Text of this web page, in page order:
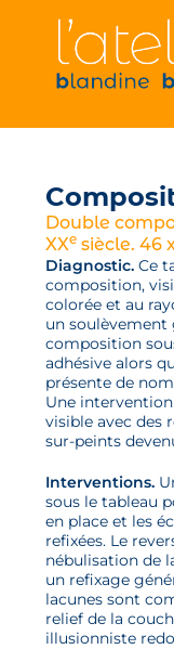
Double
XXe siècle. 46
Diagnostic.Ce
composition,
colorée et au
un soulèvement
composition
adhésive alors
présente de
Une
visible avec des
sur-peints
Interventions.
sous le tableau
en place et les
refixées. Le
nébulisation de
un refixage
lacunes sont
relief de la
illusionniste